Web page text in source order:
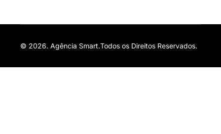
© 2026. Agência Smart.Todos os Direitos Reservados.